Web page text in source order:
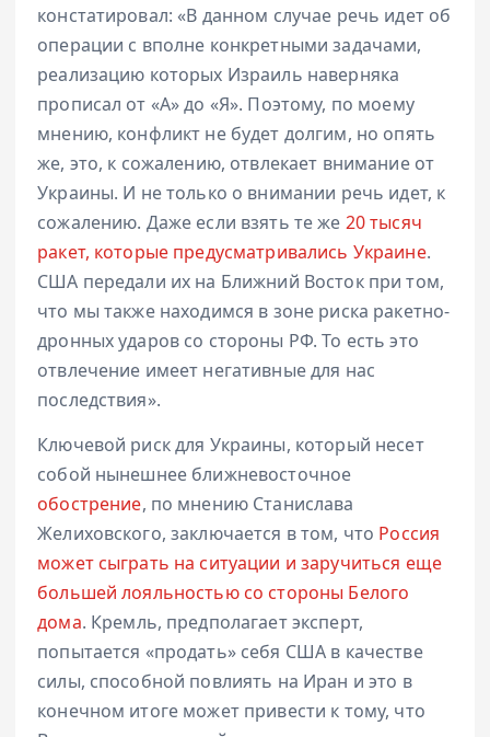
констатировал: «В данном случае речь идет об
операции с вполне конкретными задачами,
реализацию которых Израиль наверняка
прописал от «А» до «Я». Поэтому, по моему
мнению, конфликт не будет долгим, но опять
же, это, к сожалению, отвлекает внимание от
Украины. И не только о внимании речь идет, к
сожалению. Даже если взять те же 20 тысяч
ракет, которые предусматривались Украине.
США передали их на Ближний Восток при том,
что мы также находимся в зоне риска ракетно-
дронных ударов со стороны РФ. То есть это
отвлечение имеет негативные для нас
последствия».
Ключевой риск для Украины, который несет
собой нынешнее ближневосточное
обострение, по мнению Станислава
Желиховского, заключается в том, что Россия
может сыграть на ситуации и заручиться еще
большей лояльностью со стороны Белого
дома. Кремль, предполагает эксперт,
попытается «продать» себя США в качестве
силы, способной повлиять на Иран и это в
конечном итоге может привести к тому, что